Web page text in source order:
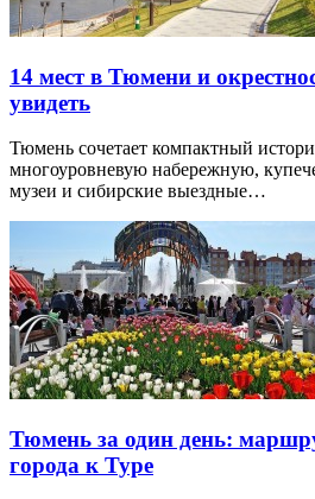
14 мест в Тюмени и
увидеть
Тюмень сочетает компактный
многоуровневую набережную,
музеи и сибирские выездные…
Тюмень за один день:
города к Туре